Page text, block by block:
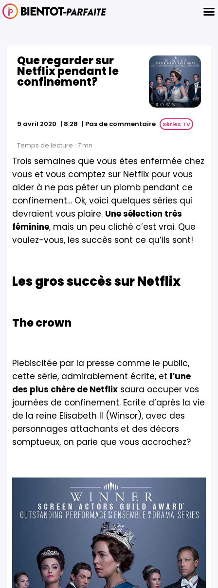
Que regarder sur
Netflix pendant le
confinement?
9 avril 2020 8:28 | Pas de commentaire Séries TV
Temps de lecture : 7 mn
Trois semaines que vous êtes enfermée chez
vous et vous comptez sur Netflix pour vous
aider à ne pas péter un plomb pendant ce
confinement… Ok, voici quelques séries qui
devraient vous plaire. Une sélection très
féminine, mais un peu cliché c’est vrai. Que
voulez-vous, les succès sont ce qu’ils sont!
Les gros succès sur Netflix
The crown
Plebiscitée par la presse comme le public,
cette série, admirablement écrite, et l’une
des plus chère de Netflix saura occuper vos
journées de confinement. Ecrite d’après la vie
de la reine Elisabeth II (Winsor), avec des
personnages attachants et des décors
somptueux, on parie que vous accrochez?